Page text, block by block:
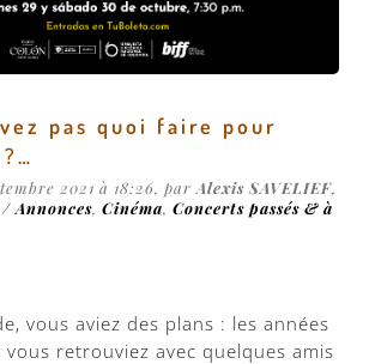
pas quoi faire pour
2021 à 18:26, par Alexis SAVELIEF,
Annonces, Cinéma, Concerts passés & à
vous aviez des plans : les années
vous retrouviez avec quelques amis